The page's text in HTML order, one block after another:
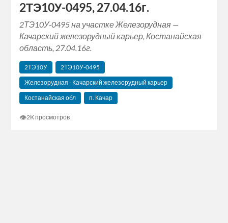
2ТЭ10У-0495, 27.04.16г.
2ТЭ10У-0495 на участке Железорудная —
Качарский железорудный карьер, Костанайская
область, 27.04.16г.
2ТЭ10У
2ТЭ10У-0495
Железорудная - Качарский железорудный карьер
Костанайская обл
п. Качар
👁2K просмотров